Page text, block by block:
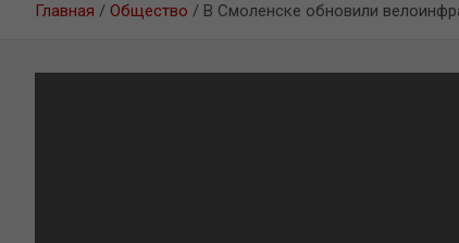
Главная Общество В Смоленске обновили